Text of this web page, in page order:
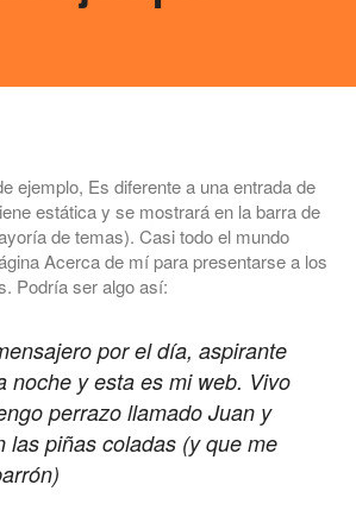
ejemplo, Es diferente a una entrada de
estática y se mostrará en la barra de
de temas). Casi todo el mundo
Acerca de mí para presentarse a los
Podría ser algo así:
por el día, aspirante
noche y esta es mi web. Vivo
perrazo llamado Juan y
las piñas coladas (y que me